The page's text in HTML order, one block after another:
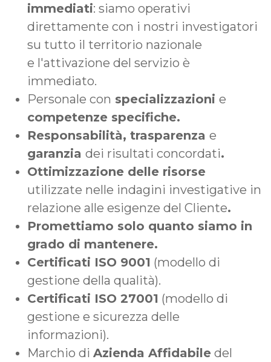
immediati: siamo operativi
direttamente con i nostri investigatori
su tutto il territorio nazionale
e l'attivazione del servizio è
immediato.
Personale con specializzazioni e
competenze specifiche.
Responsabilità, trasparenza e
garanzia dei risultati concordati.
Ottimizzazione delle risorse
utilizzate nelle indagini investigative in
relazione alle esigenze del Cliente.
Promettiamo solo quanto siamo in
grado di mantenere.
Certificati ISO 9001 (modello di
gestione della qualità).
Certificati ISO 27001 (modello di
gestione e sicurezza delle
informazioni).
Marchio di Azienda Affidabile del